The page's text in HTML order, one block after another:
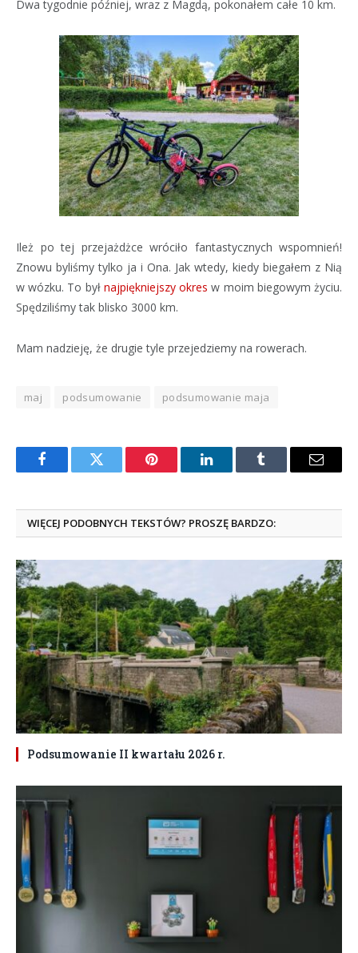
Dwa tygodnie później, wraz z Magdą, pokonałem całe 10 km.
Ileż po tej przejażdżce wróciło fantastycznych wspomnień!
Znowu byliśmy tylko ja i Ona. Jak wtedy, kiedy biegałem z Nią
w wózku. To był najpiękniejszy okres w moim biegowym życiu.
Spędziliśmy tak blisko 3000 km.
Mam nadzieję, że drugie tyle przejedziemy na rowerach.
maj podsumowanie podsumowanie maja
FacebookTwitter Pinterest LinkedInTumblr Email
WIĘCEJ PODOBNYCH TEKSTÓW? PROSZĘ BARDZO:
Podsumowanie II kwartału 2026 r.